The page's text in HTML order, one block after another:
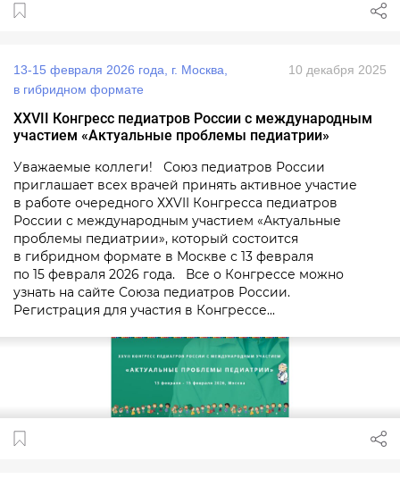
13‑15 февраля 2026 года, г. Москва,
в гибридном формате
10 декабря 2025
ХХVII Конгресс педиатров России с международным
участием «Актуальные проблемы педиатрии»
Уважаемые коллеги! Союз педиатров России
приглашает всех врачей принять активное участие
в работе очередного ХХVII Конгресса педиатров
России с международным участием «Актуальные
проблемы педиатрии», который состоится
в гибридном формате в Москве с 13 февраля
по 15 февраля 2026 года. Все о Конгрессе можно
узнать на сайте Союза педиатров России.
Регистрация для участия в Конгрессе...